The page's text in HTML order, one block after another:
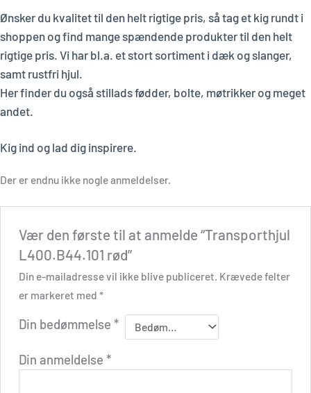
Ønsker du kvalitet til den helt rigtige pris, så tag et kig rundt i
shoppen og find mange spændende produkter til den helt
rigtige pris. Vi har bl.a. et stort sortiment i dæk og slanger,
samt rustfri hjul.
Her finder du også stillads fødder, bolte, møtrikker og meget
andet.
Kig ind og lad dig inspirere.
Der er endnu ikke nogle anmeldelser.
Vær den første til at anmelde “Transporthjul
L400.B44.101 rød”
Din e-mailadresse vil ikke blive publiceret. Krævede felter
er markeret med *
Din bedømmelse *
Din anmeldelse *